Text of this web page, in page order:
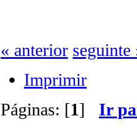
« anterior seguinte
Imprimir
Páginas: [1] Ir